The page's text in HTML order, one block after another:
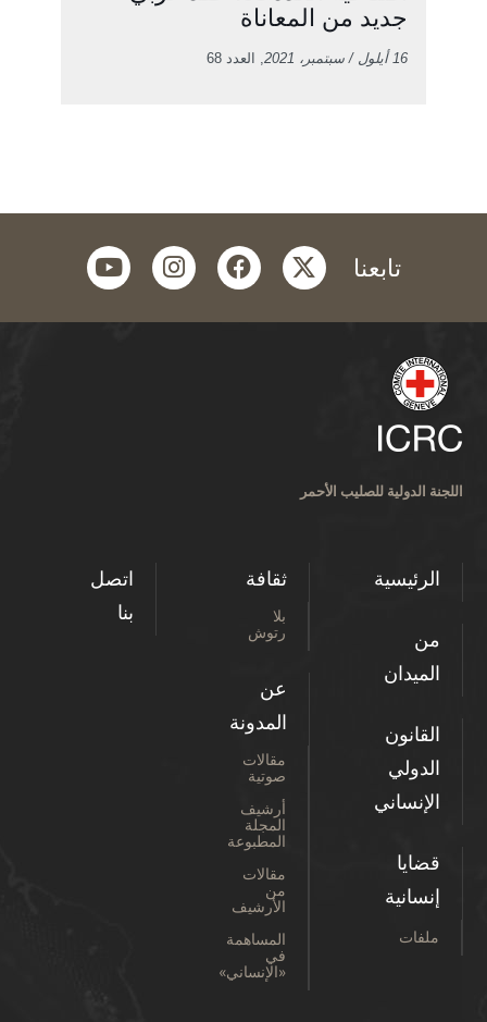
جديد من المعاناة
16 أيلول / سبتمبر، 2021 , العدد 68
تابعنا twitter
facebook
instagram
youtube
اللجنة الدولية للصليب الأحمر
الرئيسية
من
الميدان
القانون
الدولي
الإنساني
قضايا
إنسانية
ملفات
ثقافة
بلا
رتوش
عن
المدونة
مقالات
صوتية
أرشيف
المجلة
المطبوعة
مقالات
من
الأرشيف
المساهمة
في
«الإنساني»
اتصل
بنا